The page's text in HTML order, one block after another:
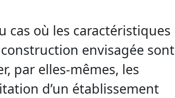
cas où les caractéristiques
envisagée sont
par elles-mêmes, les
d’un établissement